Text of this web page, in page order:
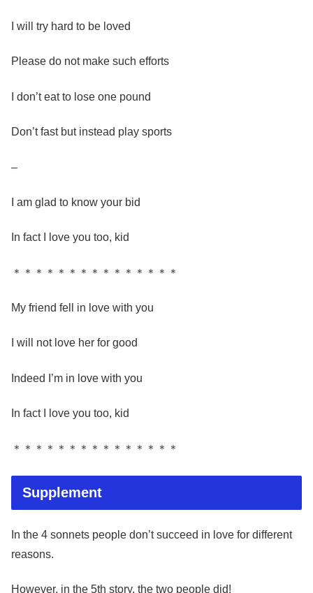
I will try hard to be loved
Please do not make such efforts
I don’t eat to lose one pound
Don’t fast but instead play sports
–
I am glad to know your bid
In fact I love you too, kid
＊＊＊＊＊＊＊＊＊＊＊＊＊＊＊
My friend fell in love with you
I will not love her for good
Indeed I’m in love with you
In fact I love you too, kid
＊＊＊＊＊＊＊＊＊＊＊＊＊＊＊
Supplement
In the 4 sonnets people don’t succeed in love for different
reasons.
However, in the 5th story, the two people did!